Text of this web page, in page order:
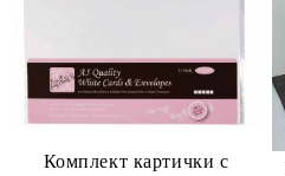
Комплект картички с